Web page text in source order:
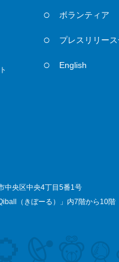
ボランティア
プレスリリー
English
中央区中央4丁目5番1号
（きぼーる）」内7階から10階